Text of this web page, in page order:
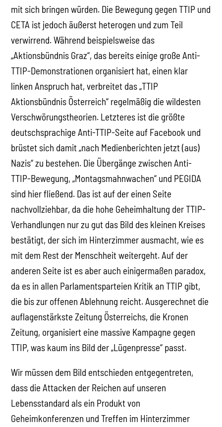
mit sich bringen würden. Die Bewegung gegen TTIP und
CETA ist jedoch äußerst heterogen und zum Teil
verwirrend. Während beispielsweise das
„Aktionsbündnis Graz“, das bereits einige große Anti-
TTIP-Demonstrationen organisiert hat, einen klar
linken Anspruch hat, verbreitet das „TTIP
Aktionsbündnis Österreich“ regelmäßig die wildesten
Verschwörungstheorien. Letzteres ist die größte
deutschsprachige Anti-TTIP-Seite auf Facebook und
brüstet sich damit „nach Medienberichten jetzt (aus)
Nazis“ zu bestehen. Die Übergänge zwischen Anti-
TTIP-Bewegung, „Montagsmahnwachen“ und PEGIDA
sind hier fließend. Das ist auf der einen Seite
nachvollziehbar, da die hohe Geheimhaltung der TTIP-
Verhandlungen nur zu gut das Bild des kleinen Kreises
bestätigt, der sich im Hinterzimmer ausmacht, wie es
mit dem Rest der Menschheit weitergeht. Auf der
anderen Seite ist es aber auch einigermaßen paradox,
da es in allen Parlamentsparteien Kritik an TTIP gibt,
die bis zur offenen Ablehnung reicht. Ausgerechnet die
auflagenstärkste Zeitung Österreichs, die Kronen
Zeitung, organisiert eine massive Kampagne gegen
TTIP, was kaum ins Bild der „Lügenpresse“ passt.
Wir müssen dem Bild entschieden entgegentreten,
dass die Attacken der Reichen auf unseren
Lebensstandard als ein Produkt von
Geheimkonferenzen und Treffen im Hinterzimmer